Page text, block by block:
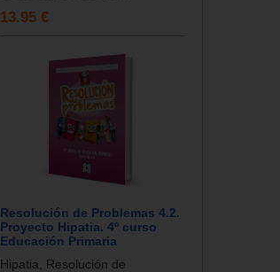
13.95 €
Resolución de Problemas 4.2.
Proyecto Hipatia. 4º curso
Educación Primaria
Hipatia, Resolución de